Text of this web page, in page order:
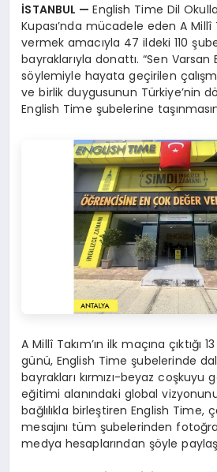
İSTANBUL —English Time Dil
Kupası’nda mücadele eden A Millî
vermek amacıyla 47 ildeki 110
bayraklarıyla donattı. “Sen Varsan
söylemiyle hayata geçirilen
ve birlik duygusunun Türkiye’nin
English Time şubelerine
A Millî Takım’ın ilk maçına çıktığı
günü, English Time şubelerinde
bayrakları kırmızı-beyaz coşkuyu
eğitimi alanındaki global
bağlılıkla birleştiren English Time,
mesajını tüm şubelerinden
medya hesaplarından şöyle